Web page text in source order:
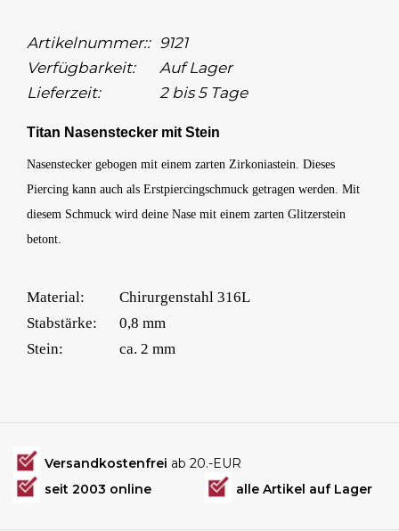
Artikelnummer:: 9121
Verfügbarkeit:
Auf Lager
Lieferzeit:
2 bis 5 Tage
Titan Nasenstecker mit Stein
Nasenstecker gebogen mit einem zarten Zirkoniastein. Dieses
Piercing kann auch als Erstpiercingschmuck getragen werden. Mit
diesem Schmuck wird deine Nase mit einem zarten Glitzerstein
betont.
Material:
Chirurgenstahl 316L
Stabstärke:
0,8 mm
Stein:
ca. 2 mm
Versandkostenfrei ab 20.-EUR
seit 2003 online
alle Artikel auf Lager